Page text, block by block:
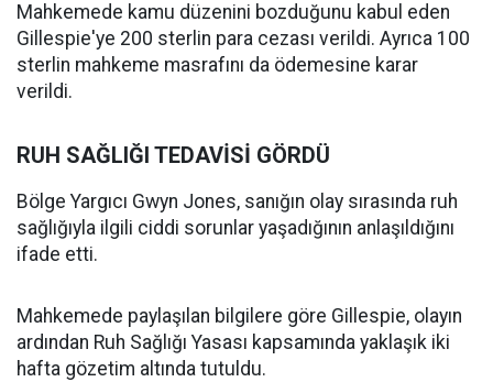
Mahkemede kamu düzenini bozduğunu kabul eden
Gillespie'ye 200 sterlin para cezası verildi. Ayrıca 100
sterlin mahkeme masrafını da ödemesine karar
verildi.
RUH SAĞLIĞI TEDAVİSİ GÖRDÜ
Bölge Yargıcı Gwyn Jones, sanığın olay sırasında ruh
sağlığıyla ilgili ciddi sorunlar yaşadığının anlaşıldığını
ifade etti.
Mahkemede paylaşılan bilgilere göre Gillespie, olayın
ardından Ruh Sağlığı Yasası kapsamında yaklaşık iki
hafta gözetim altında tutuldu.